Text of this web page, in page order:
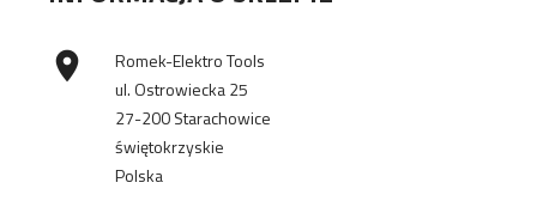

Romek-Elektro Tools
ul. Ostrowiecka 25
27-200 Starachowice
świętokrzyskie
Polska